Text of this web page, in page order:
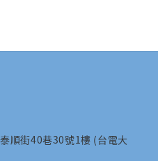
順街40巷30號1樓 (台電大